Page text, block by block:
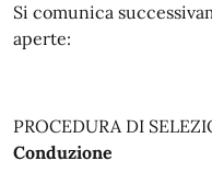
Si comunica
aperte:
PROCEDURA DI
Conduzione